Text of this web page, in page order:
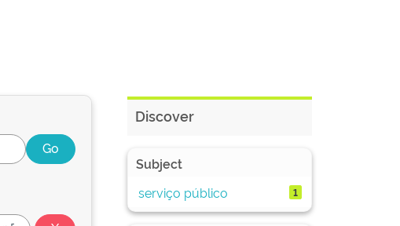
Discover
Subject
serviço público
1